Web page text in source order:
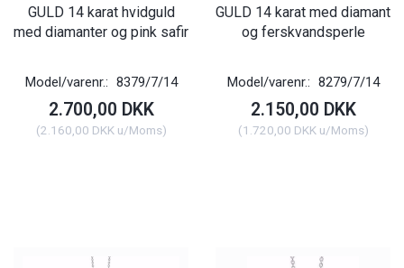
GULD 14 karat hvidguld
med diamanter og pink safir
Model/varenr.: 8379/7/14
2.700,00 DKK
(2.160,00 DKKu/Moms)
GULD 14 karat med diamant
og ferskvandsperle
Model/varenr.: 8279/7/14
2.150,00 DKK
(1.720,00 DKKu/Moms)